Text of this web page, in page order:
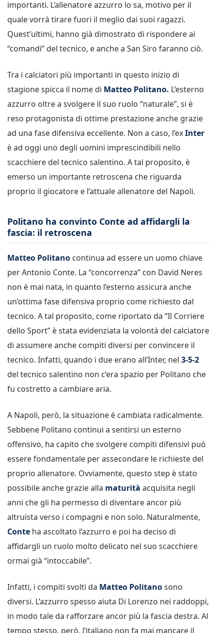
importanti. L’allenatore azzurro lo sa, motivo per il
quale vorrà tirare fuori il meglio dai suoi ragazzi.
Quest’ultimi, hanno già dimostrato di rispondere ai
“comandi” del tecnico, e anche a San Siro faranno ciò.
Tra i calciatori più importanti in questo inizio di
stagione spicca il nome di Matteo Politano. L’esterno
azzurro oltre a svolgere il suo ruolo “naturale”, si è
reso protagonista di ottime prestazione anche grazie
ad una fase difensiva eccellente. Non a caso, l’exInter
è ad oggi uno degli uomini imprescindibili nello
scacchiere del tecnico salentino. A tal proposito, è
emerso un importante retroscena che riguarda
proprio il giocatore e l’attuale allenatore del Napoli.
Politano ha convinto Conte ad affidargli la
fascia: il retroscena
Matteo Politano continua ad essere un uomo chiave
per Antonio Conte. La “concorrenza” con David Neres
non è mai nata, in quanto l’esterno assicura anche
un’ottima fase difensiva proprio come richiesto dal
tecnico. A tal proposito, come riportato da “Il Corriere
dello Sport” è stata evidenziata la volontà del calciatore
di assumere anche compiti diversi per convincere il
tecnico. Infatti, quando i due erano all’Inter, nel 3-5-2
del tecnico salentino non c’era spazio per Politano che
fu costretto a cambiare aria.
A Napoli, però, la situazione è cambiata radicalmente.
Sebbene Politano continui a sentirsi un esterno
offensivo, ha capito che svolgere compiti difensivi può
essere fondamentale per assecondare le richieste del
proprio allenatore. Ovviamente, questo step è stato
possibile anche grazie alla maturità acquisita negli
anni che gli ha permesso di diventare ancor più
altruista verso i compagni e non solo. Naturalmente,
Conte ha ascoltato l’azzurro e poi ha deciso di
affidargli un ruolo molto delicato nel suo scacchiere
ormai già “intoccabile”.
Infatti, i compiti svolti da Matteo Politanosono
diversi. L’azzurro spesso aiuta Di Lorenzo nei raddoppi,
in modo tale da rafforzare ancor più la fascia destra. Al
tempo stesso, però, l’italiano non fa mai mancare il